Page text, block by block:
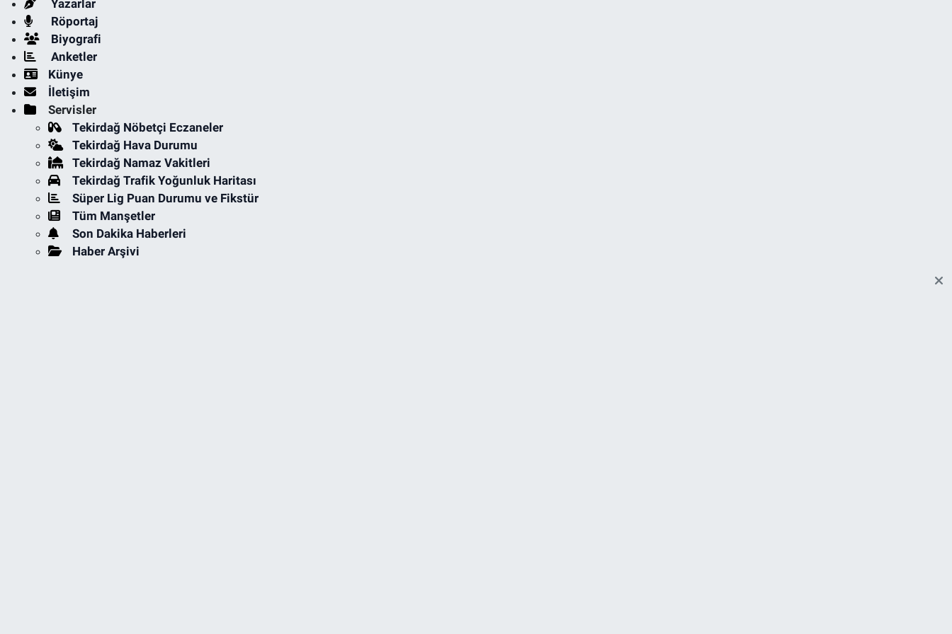
Yazarlar
Röportaj
Biyografi
Anketler
Künye
İletişim
Servisler
Tekirdağ Nöbetçi Eczaneler
Tekirdağ Hava Durumu
Tekirdağ Namaz Vakitleri
Tekirdağ Trafik Yoğunluk Haritası
Süper Lig Puan Durumu ve Fikstür
Tüm Manşetler
Son Dakika Haberleri
Haber Arşivi